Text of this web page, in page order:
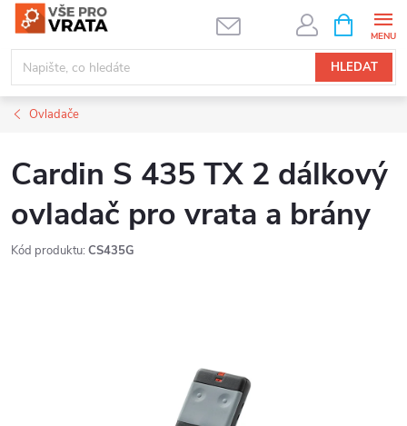
Přejít
obsah
HLEDAT
NÁKUPNÍ
KOŠÍK
Ovladače
Cardin S 435 TX 2 dálkový
ovladač pro vrata a brány
Kód produktu: CS435G